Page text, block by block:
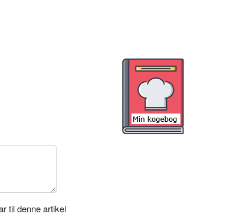
til denne artikel